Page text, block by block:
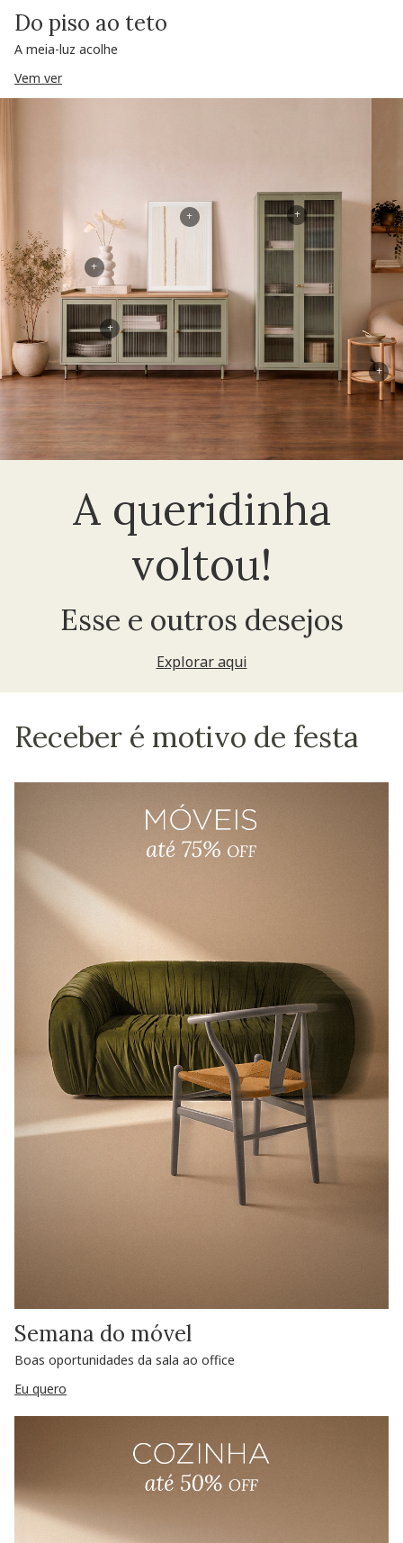
Do piso ao teto
A meia-luz acolhe
Vem ver
A queridinha
voltou!
Esse e outros desejos
Explorar aqui
+
+
+
+
+
Receber é motivo de festa
Semana do móvel
Boas oportunidades da sala ao office
Eu quero